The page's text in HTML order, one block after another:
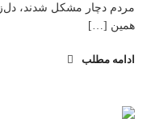
مردم دچار مشکل شدند،
همین […]
ادامه مطلب